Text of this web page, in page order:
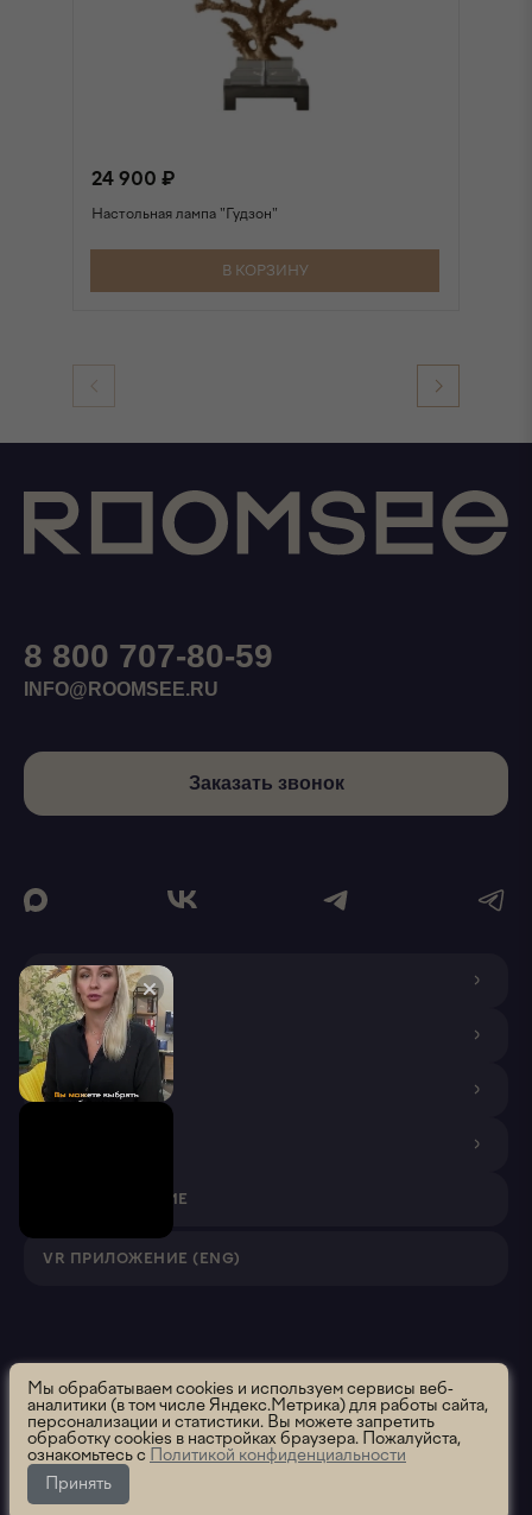
24 900 ₽
Настольная лампа "Гудзон"
В КОРЗИНУ
О КОМПАНИИ
ДИЗАЙНЕРАМ
ПОКУПАТЕЛЯМ
VR ПРИЛОЖЕНИЕ
VR ПРИЛОЖЕНИЕ (ENG)
8 800 707-80-59
INFO@ROOMSEE.RU
Заказать звонок
Roomsee. Все права защищены.2026 ООО "Румси" ОГРН
1195658012637
Политика использования
Политика конфиденциальности
Пользовательское соглашение
Сообщить об ошибке
Данный раздел находится в разработке
Мы обрабатываем cookies и используем сервисы веб-
аналитики (в том числе Яндекс.Метрика) для работы сайта,
персонализации и статистики. Вы можете запретить
обработку cookies в настройках браузера. Пожалуйста,
ознакомьтесь с Политикой конфиденциальности
Принять